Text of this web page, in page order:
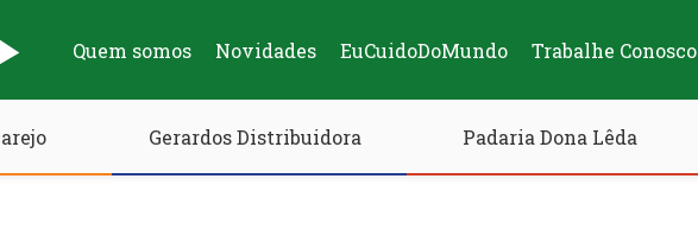
Quem somos Novidades EuCuidoDoMundo Trabalhe Conosco
Gerardos Distribuidora Padaria Dona Lêda